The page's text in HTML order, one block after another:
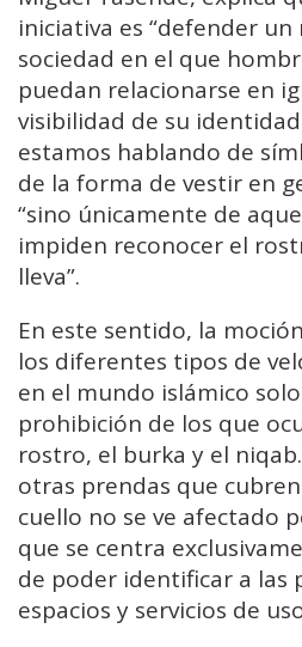
iniciativa es “defender
sociedad en el que
puedan relacionarse en
visibilidad de su identidad
estamos hablando de
de la forma de vestir en
“sino únicamente de
impiden reconocer el
lleva”.
En este sentido, la
los diferentes tipos de
en el mundo islámico
prohibición de los que
rostro, el burka y el
otras prendas que
cuello no se ve afectado
que se centra
de poder identificar a las
espacios y servicios de